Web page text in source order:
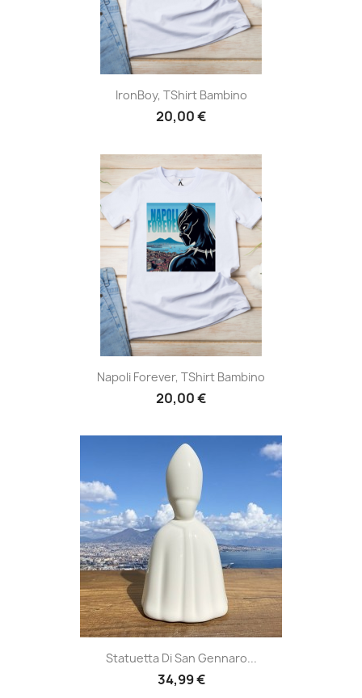
IronBoy, TShirt Bambino
20,00 €
Napoli Forever, TShirt Bambino
20,00 €
Statuetta Di San Gennaro...
34,99 €